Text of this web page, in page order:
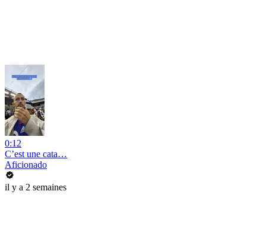
0:12
C’est une cata…
Aficionado
il y a 2 semaines